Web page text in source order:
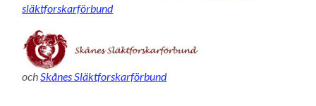
släktforskarförbund
ochSkånes Släktforskarförbund